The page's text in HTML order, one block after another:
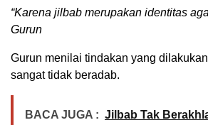
“Karena jilbab merupakan identitas
Gurun
Gurun menilai tindakan yang
sangat tidak beradab.
BACA JUGA : Jilbab Tak